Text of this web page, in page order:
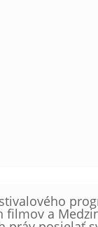
filmov a